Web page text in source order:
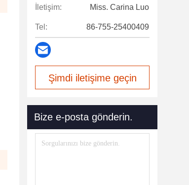
İletişim: Miss. Carina Luo
Tel: 86-755-25400409
Şimdi iletişime geçin
Bize e-posta gönderin.